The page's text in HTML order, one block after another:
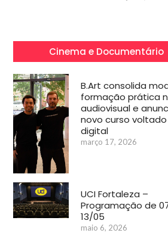
Cinema e Documentário
B.Art consolida
formação prática
audiovisual e
novo curso
digital
março 17, 2026
UCI Fortaleza –
Programação de
13/05
maio 6, 2026